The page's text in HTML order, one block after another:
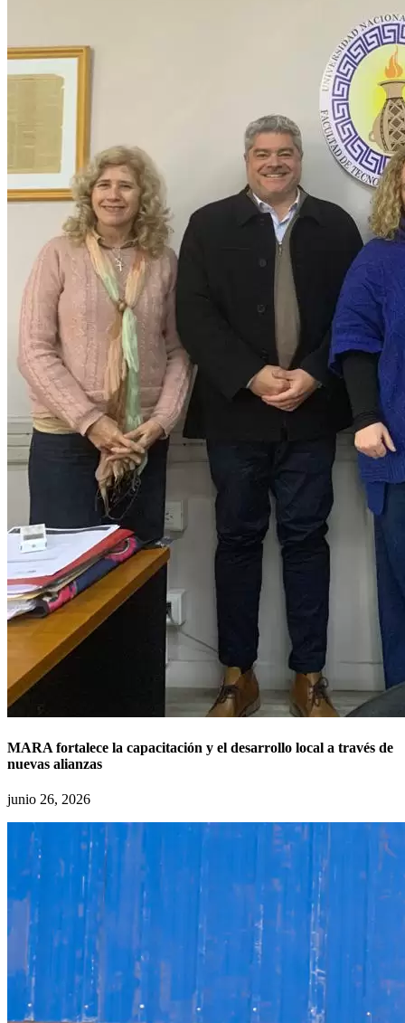
MARA fortalece la capacitación y el desarrollo local a través de
nuevas alianzas
junio 26, 2026